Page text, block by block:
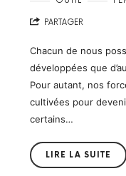
PARTAGER
Chacun de nous
développées que
Pour autant, nos
cultivées pour
certains…
LIRE LA SUITE